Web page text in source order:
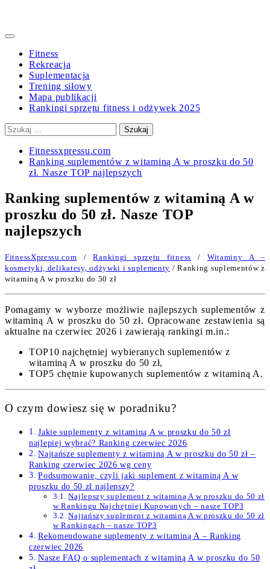
Primary
Fitness
Rekreacja
Suplementacja
Trening siłowy
Mapa publikacji
Rankingi sprzętu fitness i odżywek 2025
Szukaj:
Fitnessxpressu.com
Ranking suplementów z witaminą A w proszku do 50
zł. Nasze TOP najlepszych
Ranking suplementów z witaminą A w
proszku do 50 zł. Nasze TOP
najlepszych
FitnessXpressu.com /Rankingi sprzętu fitness / Witaminy A –
kosmetyki, delikatesy, odżywki i suplementy / Ranking suplementów z
witaminą A w proszku do 50 zł
Pomagamy w wyborze możliwie najlepszych suplementów z
witaminą A w proszku do 50 zł. Opracowane zestawienia są
aktualne na czerwiec 2026 i zawierają rankingi m.in.:
TOP10 najchętniej wybieranych suplementów z
witaminą A w proszku do 50 zł,
TOP5 chętnie kupowanych suplementów z witaminą A.
O czym dowiesz się w poradniku?
Jakie suplementy z witaminą A w proszku do 50 zł
najlepiej wybrać? Ranking czerwiec 2026
Najtańsze suplementy z witaminą A w proszku do 50 zł –
Ranking czerwiec 2026 wg ceny
Podsumowanie, czyli jaki suplement z witaminą A w
proszku do 50 zł najlepszy?
Najlepszy suplement z witaminą A w proszku do 50 zł
w Rankingu Najchętniej Kupowanych – nasze TOP3
Najtańszy suplement z witaminą A w proszku do 50 zł
w Rankingach – nasze TOP3
Rekomendowane suplementy z witaminą A – Ranking
czerwiec 2026
Nasze FAQ o suplementach z witaminą A w proszku do 50